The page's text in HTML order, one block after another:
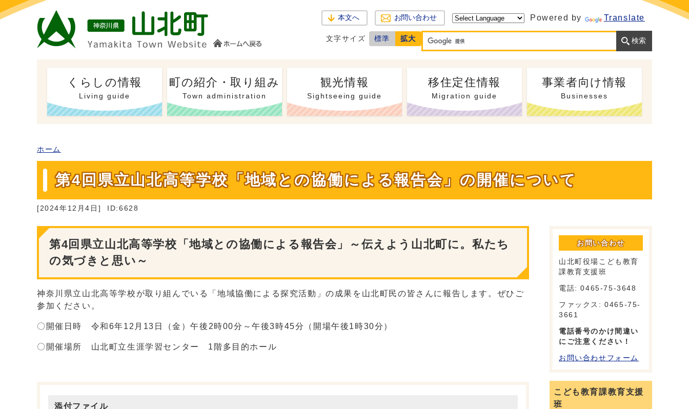
本文へ お問い合わせ Powered by Translate
文字サイズ 標準 拡大
くらしの情報
Living guide
町の紹介・取り組み
Town administration
観光情報
Sightseeing guide
移住定住情報
Migration guide
事業者向け情報
Businesses
ホーム
第4回県立山北高等学校「地域との協働による報告会」の開催について
[2024年12月4日] ID:6628
第4回県立山北高等学校「地域との協働による報告会」～伝えよう山北町に。私たち
の気づきと思い～
神奈川県立山北高等学校が取り組んでいる「地域協働による探究活動」の成果を山北町民の皆さんに報告します。ぜひご
参加ください。
〇開催日時 令和6年12月13日（金）午後2時00分～午後3時45分（開場午後1時30分）
〇開催場所 山北町立生涯学習センター 1階多目的ホール
添付ファイル
お問い合わせ
山北町役場こども教育
課教育支援班
電話: 0465‐75‐3648
ファックス: 0465‐75‐
3661
電話番号のかけ間違い
にご注意ください！
お問い合わせフォーム
こども教育課教育支援
班